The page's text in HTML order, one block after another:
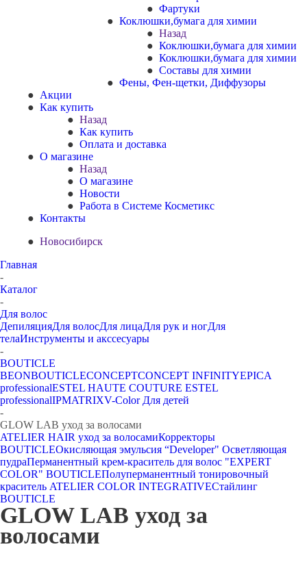
Фартуки
Коклюшки,бумага для химии
Назад
Коклюшки,бумага для химии
Коклюшки,бумага для химии
Составы для химии
Фены, Фен-щетки, Диффузоры
Акции
Как купить
Назад
Как купить
Оплата и доставка
О магазине
Назад
О магазине
Новости
Работа в Системе Косметикс
Контакты
Новосибирск
Главная
-
Каталог
-
Для волос
ДепиляцияДля волосДля лицаДля рук и ногДля
телаИнструменты и акссесуары
-
BOUTICLE
BEONBOUTICLECONCEPTCONCEPT INFINITYEPICA
professionalESTEL HAUTE COUTURE ESTEL
professionalIPMATRIXV-Color Для детей
-
GLOW LAB уход за волосами
ATELIER HAIR уход за волосамиКорректоры
BOUTICLEОкисляющая эмульсия “Developer" Осветляющая
пудраПерманентный крем-краситель для волос "EXPERT
COLOR" BOUTICLEПолуперманентный тонировочный
краситель ATELIER COLOR INTEGRATIVEСтайлинг
BOUTICLE
GLOW LAB уход за
волосами